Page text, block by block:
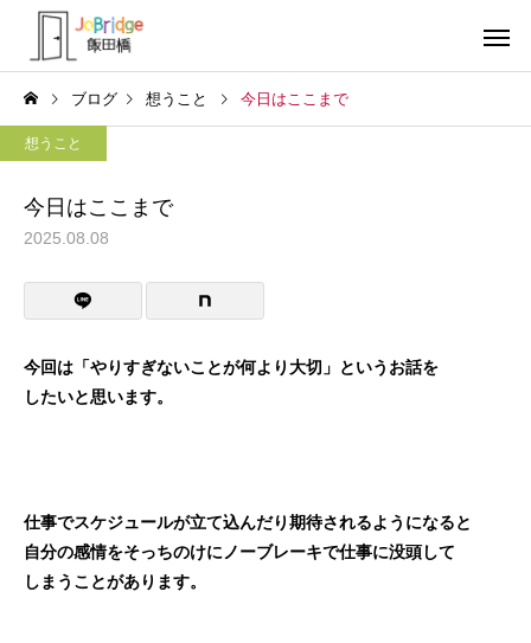
利用者の声
働き続けるための土台 全力禁止のススメ
ブログ 想うこと 今日はここまで
想うこと
今日はここまで
2025.08.08
今回は「やりすぎないことが何より大切」というお話を
したいと思います。
仕事でスケジュールが立て込んだり期待されるようになると
自分の感情をそっちのけにノーブレーキで仕事に没頭して
しまうことがあります。